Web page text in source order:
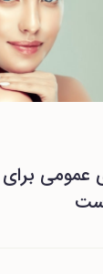
عمومی برای